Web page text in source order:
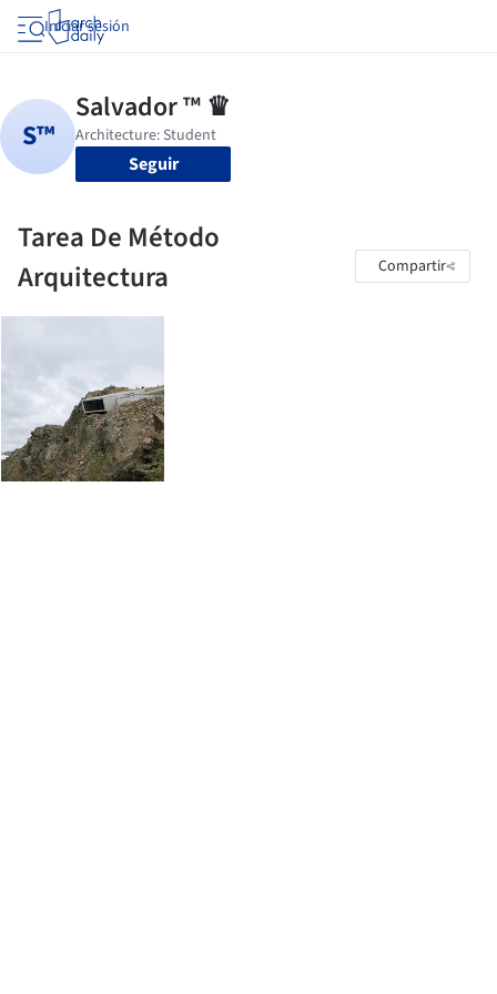
Iniciar sesión
Seguir
Tarea De Método
Arquitectura
Compartir